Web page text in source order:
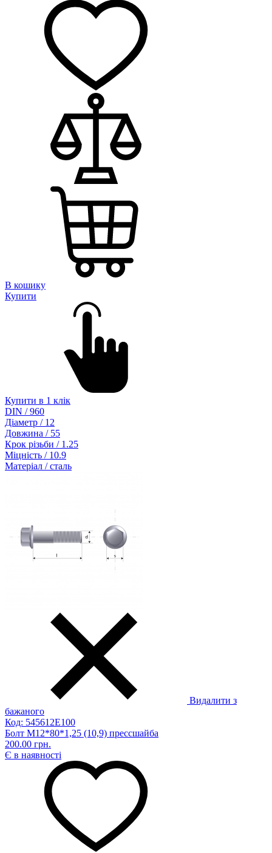
В кошику
Купити
Купити в 1 клік
DIN / 960
Діаметр / 12
Довжина / 55
Крок різьби / 1.25
Міцність / 10.9
Матеріал / сталь
Видалити з
бажаного
Код: 545612Е100
Болт М12*80*1,25 (10,9) прессшайба
200.00 грн.
Є в наявності